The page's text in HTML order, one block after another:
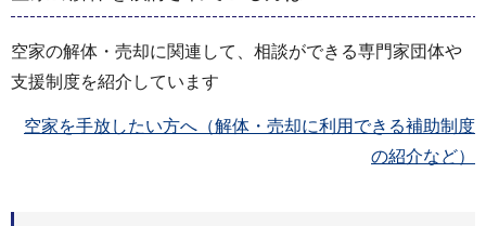
空家の解体・売却に関連して、相談ができる専門家団体や
支援制度を紹介しています
空家を手放したい方へ（解体・売却に利用できる補助制度
の紹介など）